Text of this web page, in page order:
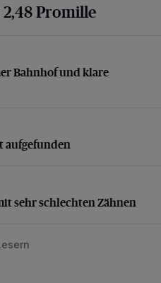
Promille
Bahnhof und klare Ansage
Bahnhof und klare
aufgefunden
sehr schlechten Zähnen
sehr schlechten Zähnen